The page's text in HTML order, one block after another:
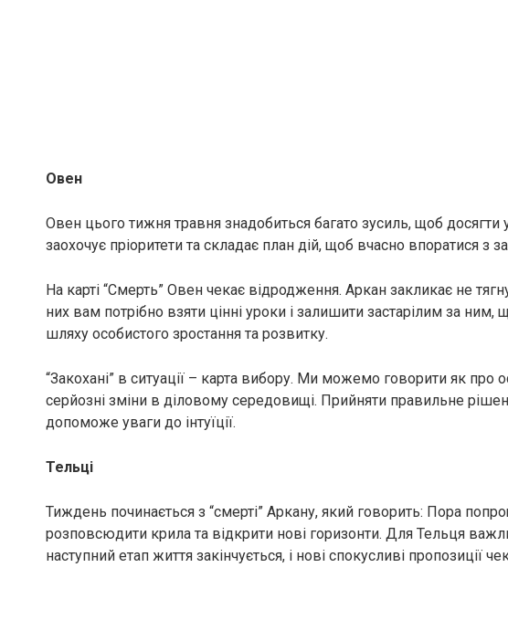
Овен
Овен цього тижня травня знадобиться багато зусиль, щоб досягти
заохочує пріоритети та складає план дій, щоб вчасно впоратися з
На карті “Смерть” Овен чекає відродження. Аркан закликає не
них вам потрібно взяти цінні уроки і залишити застарілим за ним,
шляху особистого зростання та розвитку.
“Закохані” в ситуації – карта вибору. Ми можемо говорити як про
серйозні зміни в діловому середовищі. Прийняти правильне
допоможе уваги до інтуїції.
Тельці
Тиждень починається з “смерті” Аркану, який говорить: Пора
розповсюдити крила та відкрити нові горизонти. Для Тельця
наступний етап життя закінчується, і нові спокусливі пропозиції